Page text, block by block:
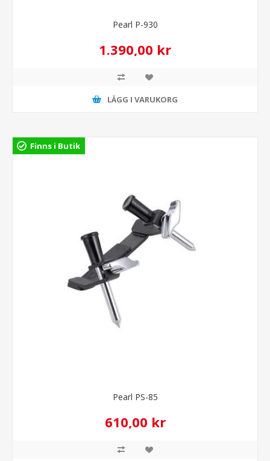
Pearl P-930
1.390,00 kr
LÄGG I VARUKORG
Finns i Butik
Pearl PS-85
610,00 kr